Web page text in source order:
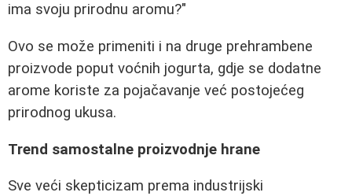
ima svoju prirodnu aromu?"
Ovo se može primeniti i na druge prehrambene
proizvode poput voćnih jogurta, gdje se dodatne
arome koriste za pojačavanje već postojećeg
prirodnog ukusa.
Trend samostalne proizvodnje hrane
Sve veći skepticizam prema industrijski